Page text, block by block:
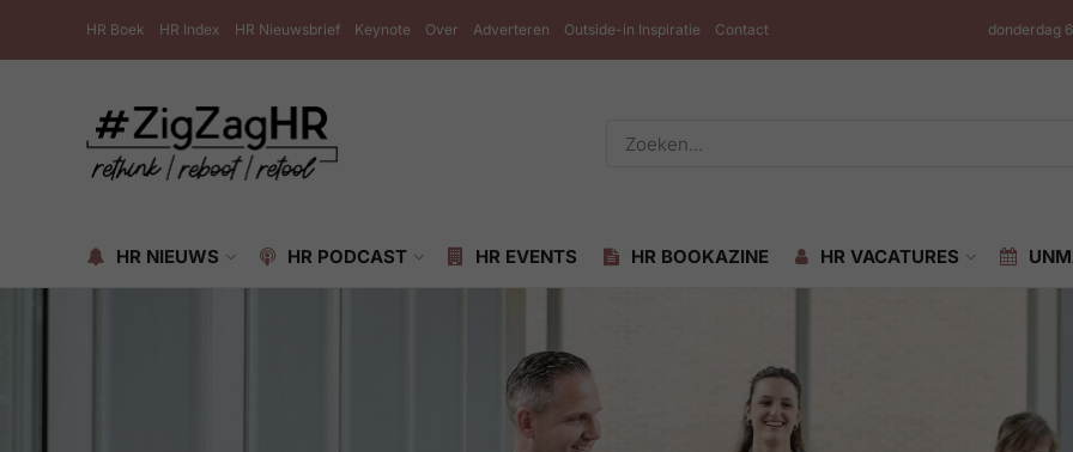
HR Boek HR Index HR Nieuwsbrief Keynote Over Adverteren Outside-in Inspiratie Contact donderdag
HR NIEUWS HR PODCAST HR EVENTS HR BOOKAZINE HR VACATURES